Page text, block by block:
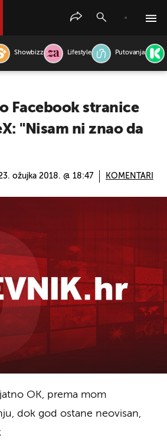
Showbizz Lifestyle Putovanja
Facebook stranice
"Nisam ni znao da
ožujka 2018. @ 18:47 KOMENTARI
OK, prema mom
dok god ostane neovisan,